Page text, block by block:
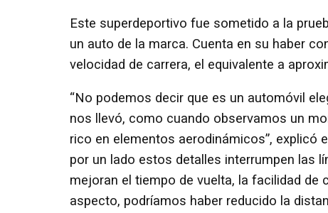
Este superdeportivo fue sometido a la
un auto de la marca. Cuenta en su haber
velocidad de carrera, el equivalente a
“No podemos decir que es un automóvil
nos llevó, como cuando observamos un
rico en elementos aerodinámicos”, explicó
por un lado estos detalles interrumpen las
mejoran el tiempo de vuelta, la facilidad de
aspecto, podríamos haber reducido la